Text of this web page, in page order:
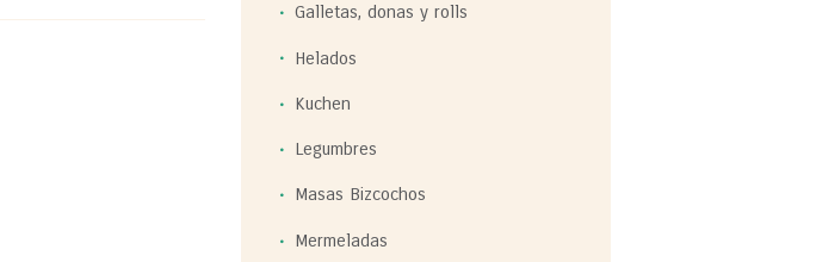
Galletas, donas y rolls
Helados
Kuchen
Legumbres
Masas Bizcochos
Mermeladas